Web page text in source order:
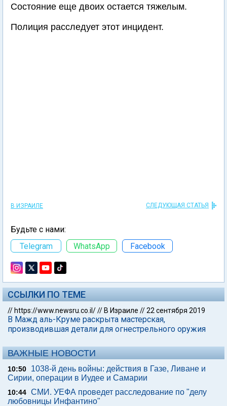
Состояние еще двоих остается тяжелым.
Полиция расследует этот инцидент.
В ИЗРАИЛЕ СЛЕДУЮЩАЯ СТАТЬЯ
Будьте с нами:
Telegram
WhatsApp Facebook
ССЫЛКИ ПО ТЕМЕ
// https://www.newsru.co.il/// В Израиле //22 сентября 2019
В Мажд аль-Круме раскрыта мастерская,
производившая детали для огнестрельного оружия
ВАЖНЫЕ НОВОСТИ
10:50
1038-й день войны: действия в Газе, Ливане и
Сирии, операции в Иудее и Самарии
10:44 СМИ. УЕФА проведет расследование по "делу
любовницы Инфантино"